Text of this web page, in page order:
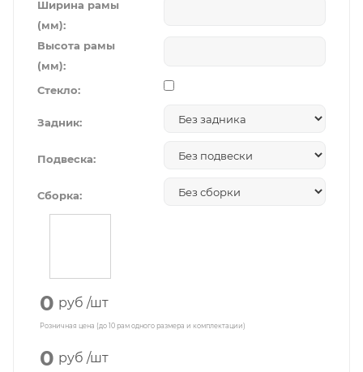
Ширина рамы
(мм):
Высота рамы
(мм):
Стекло:
Задник:
Подвеска:
Сборка:
0 руб /шт
Розничная цена (до 10 рам одного размера и комплектации)
0 руб /шт